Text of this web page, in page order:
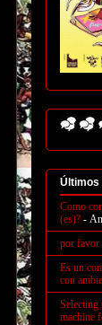
Últimos
Como
(es)? -
por favor
Es un
con
Selecting
machine